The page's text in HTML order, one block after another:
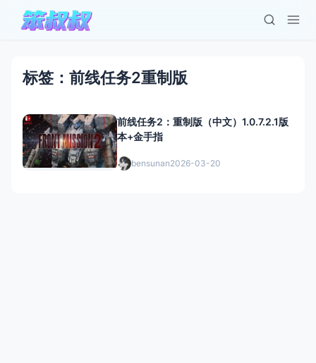
标签：前线任务2重制版
前线任务2：重制版（中文）1.0.7.2.1版
本+金手指
bensunan2026-03-20